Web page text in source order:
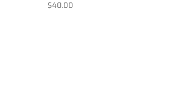
$40.00